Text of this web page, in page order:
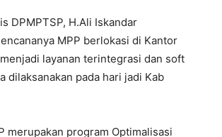
DPMPTSP, H.Ali Iskandar
MPP berlokasi di Kantor
layanan terintegrasi dan soft
dilaksanakan pada hari jadi Kab
merupakan program Optimalisasi